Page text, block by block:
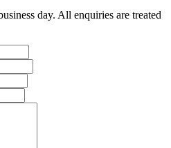
day. All enquiries are treated